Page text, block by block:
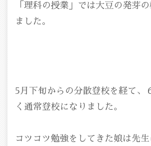
「理科の授業」では大豆の発芽
ました。
5月下旬からの分散登校を経て、
く通常登校になりました。
コツコツ勉強をしてきた娘は先生